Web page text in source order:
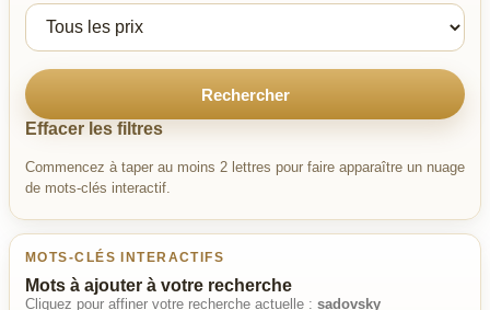
Rechercher
Effacer les filtres
Commencez à taper au moins 2 lettres pour faire apparaître un nuage
de mots-clés interactif.
MOTS-CLÉS INTERACTIFS
Mots à ajouter à votre recherche
Cliquez pour affiner votre recherche actuelle : sadovsky